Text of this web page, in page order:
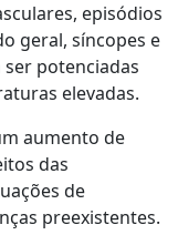
episódios
geral, síncopes e
potenciadas
elevadas.
aumento de
das
de
preexistentes.